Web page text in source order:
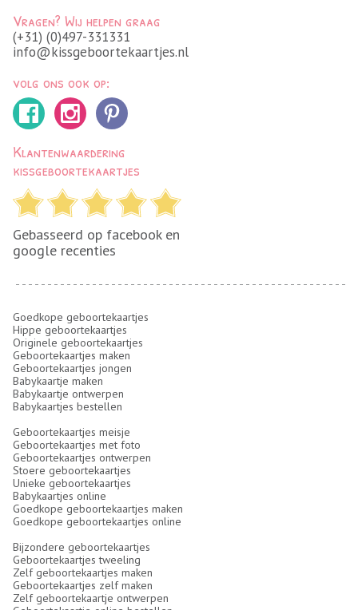
Vragen? Wij helpen graag
(+31) (0)497-331331
info@kissgeboortekaartjes.nl
volg ons ook op:
Klantenwaardering
kissgeboortekaartjes
Gebasseerd op facebook en
google recenties
Goedkope geboortekaartjes
Hippe geboortekaartjes
Originele geboortekaartjes
Geboortekaartjes maken
Geboortekaartjes jongen
Babykaartje maken
Babykaartje ontwerpen
Babykaartjes bestellen
Geboortekaartjes meisje
Geboortekaartjes met foto
Geboortekaartjes ontwerpen
Stoere geboortekaartjes
Unieke geboortekaartjes
Babykaartjes online
Goedkope geboortekaartjes maken
Goedkope geboortekaartjes online
Bijzondere geboortekaartjes
Geboortekaartjes tweeling
Zelf geboortekaartjes maken
Geboortekaartjes zelf maken
Zelf geboortekaartje ontwerpen